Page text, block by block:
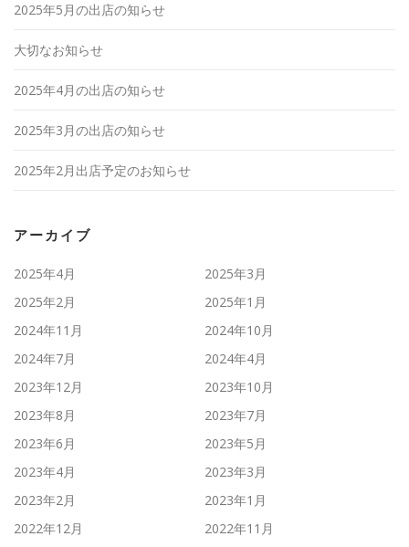
2025年5月の出店の知らせ
大切なお知らせ
2025年4月の出店の知らせ
2025年3月の出店の知らせ
2025年2月出店予定のお知らせ
アーカイブ
2025年4月
2025年3月
2025年2月
2025年1月
2024年11月
2024年10月
2024年7月
2024年4月
2023年12月
2023年10月
2023年8月
2023年7月
2023年6月
2023年5月
2023年4月
2023年3月
2023年2月
2023年1月
2022年12月
2022年11月